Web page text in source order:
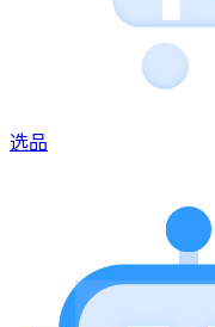
选品